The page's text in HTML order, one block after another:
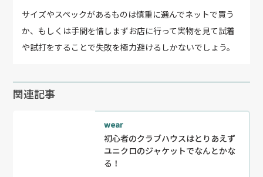
サイズやスペックがあるものは慎重に選んでネットで買う
か、もしくは手間を惜しまずお店に行って実物を見て試着
や試打をすることで失敗を極力避けるしかないでしょう。
関連記事
wear
初心者のクラブハウスはとりあえず
ユニクロのジャケットでなんとかな
る！